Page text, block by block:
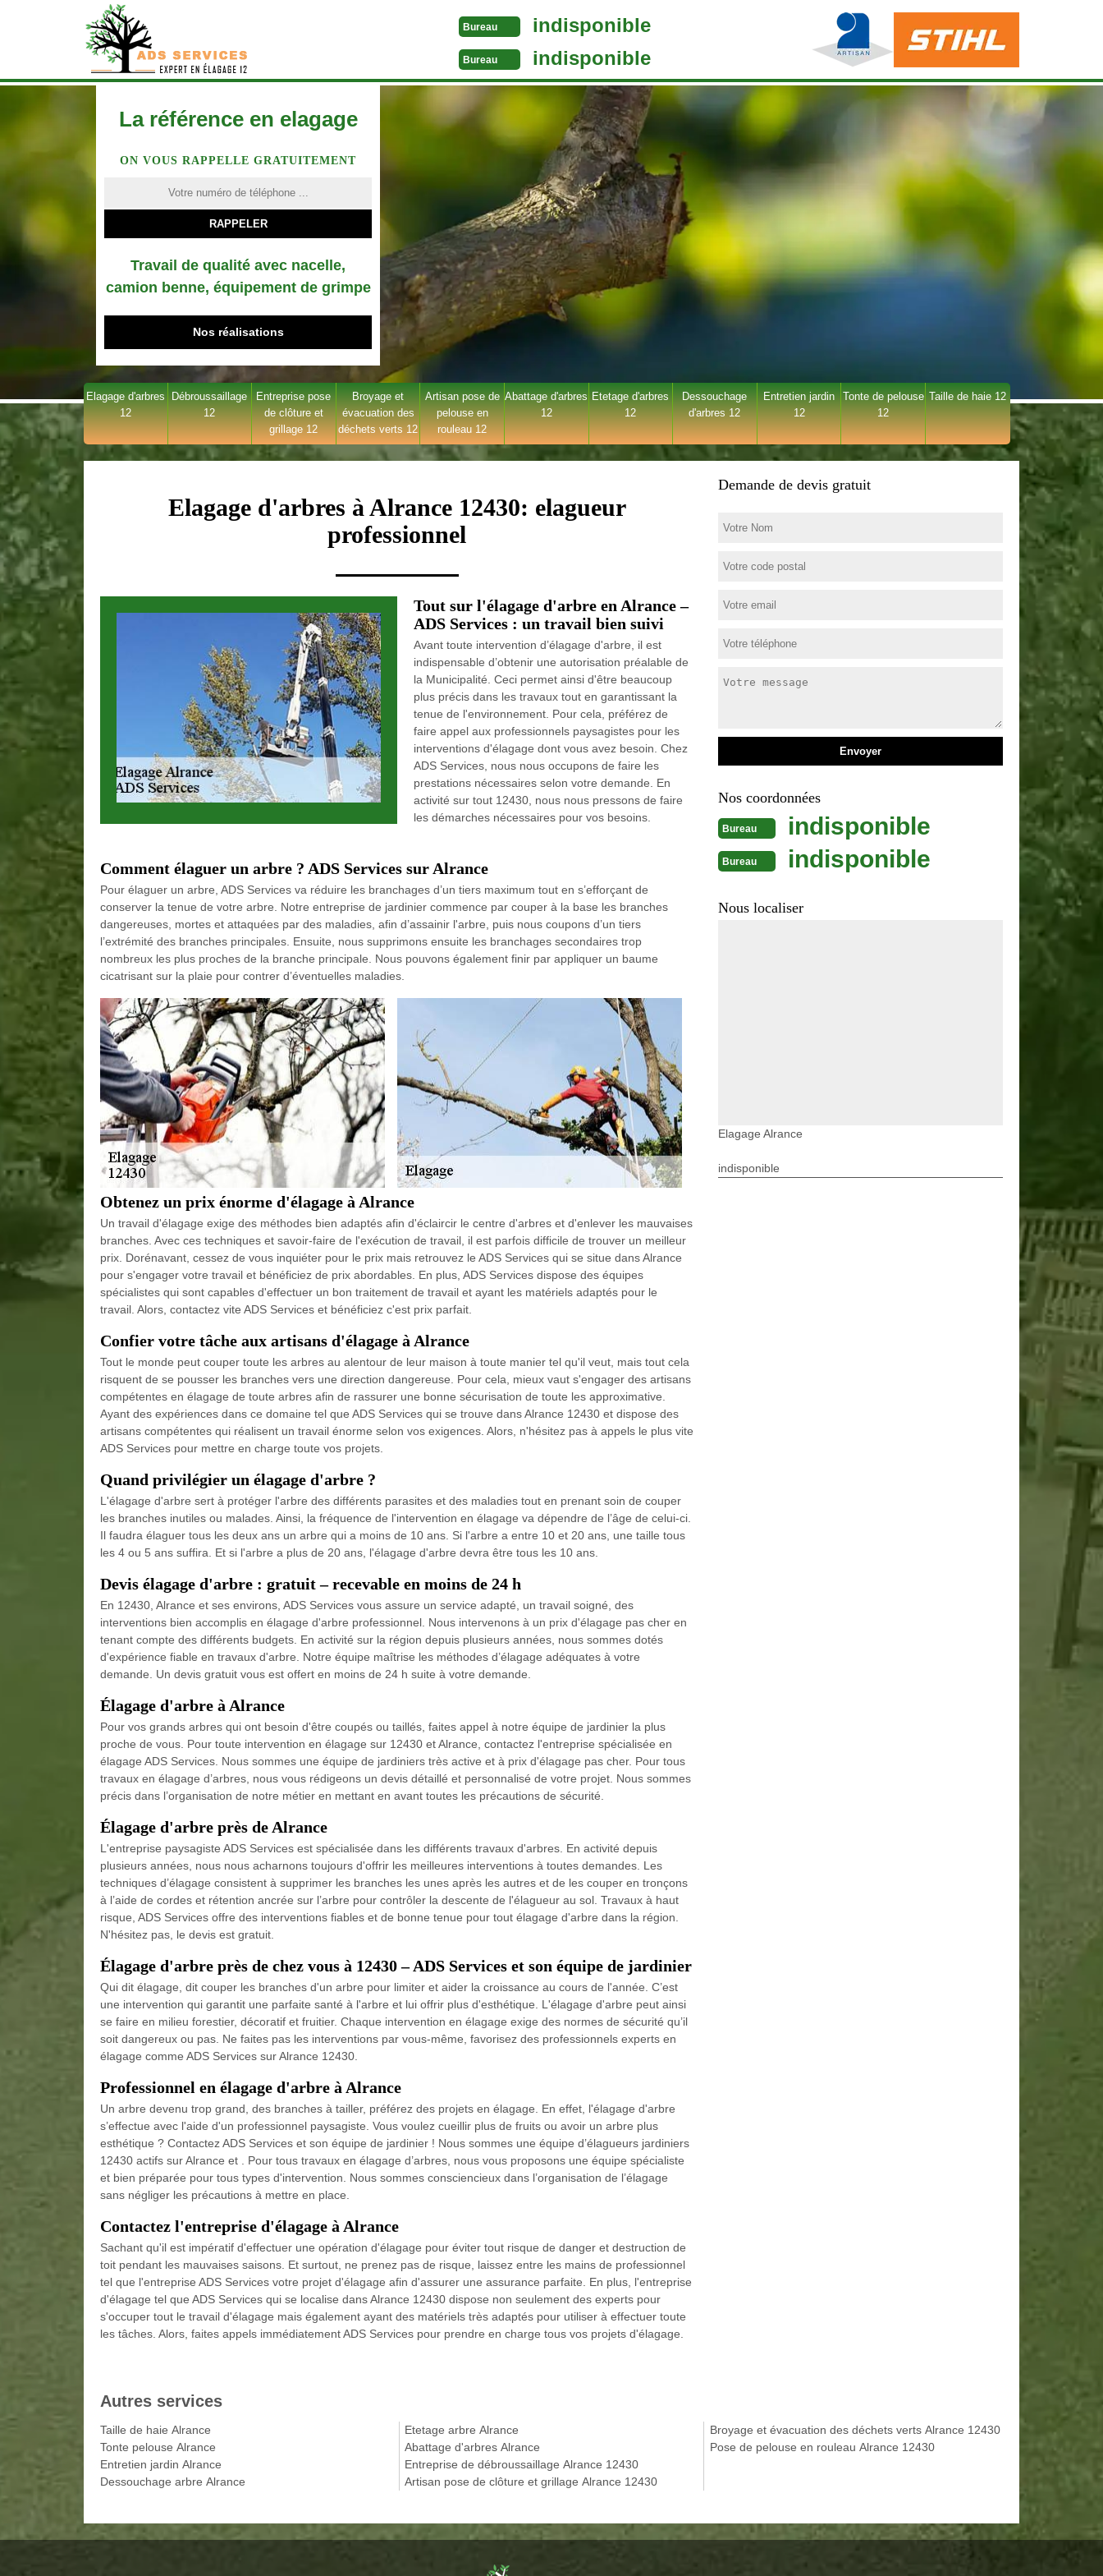
Bureau indisponible
Bureau indisponible
La référence en elagage
ON VOUS RAPPELLE GRATUITEMENT
Travail de qualité avec nacelle,
camion benne, équipement de grimpe
Nos réalisations
Elagage d'arbres
12
Débroussaillage
12
Entreprise pose
de clôture et
grillage 12
Broyage et
évacuation des
déchets verts 12
Artisan pose de
pelouse en
rouleau 12
Abattage d'arbres
12
Etetage d'arbres
12
Dessouchage
d'arbres 12
Entretien jardin
12
Tonte de pelouse
12
Taille de haie 12
Elagage d'arbres à Alrance 12430: elagueur
professionnel
Tout sur l'élagage d'arbre en Alrance –
ADS Services : un travail bien suivi
Avant toute intervention d’élagage d'arbre, il est
indispensable d’obtenir une autorisation préalable de
la Municipalité. Ceci permet ainsi d'être beaucoup
plus précis dans les travaux tout en garantissant la
tenue de l'environnement. Pour cela, préférez de
faire appel aux professionnels paysagistes pour les
interventions d'élagage dont vous avez besoin. Chez
ADS Services, nous nous occupons de faire les
prestations nécessaires selon votre demande. En
activité sur tout 12430, nous nous pressons de faire
les démarches nécessaires pour vos besoins.
Comment élaguer un arbre ? ADS Services sur Alrance
Pour élaguer un arbre, ADS Services va réduire les branchages d’un tiers maximum tout en s’efforçant de
conserver la tenue de votre arbre. Notre entreprise de jardinier commence par couper à la base les branches
dangereuses, mortes et attaquées par des maladies, afin d’assainir l'arbre, puis nous coupons d’un tiers
l’extrémité des branches principales. Ensuite, nous supprimons ensuite les branchages secondaires trop
nombreux les plus proches de la branche principale. Nous pouvons également finir par appliquer un baume
cicatrisant sur la plaie pour contrer d’éventuelles maladies.
Obtenez un prix énorme d'élagage à Alrance
Un travail d'élagage exige des méthodes bien adaptés afin d'éclaircir le centre d'arbres et d'enlever les mauvaises
branches. Avec ces techniques et savoir-faire de l'exécution de travail, il est parfois difficile de trouver un meilleur
prix. Dorénavant, cessez de vous inquiéter pour le prix mais retrouvez le ADS Services qui se situe dans Alrance
pour s'engager votre travail et bénéficiez de prix abordables. En plus, ADS Services dispose des équipes
spécialistes qui sont capables d'effectuer un bon traitement de travail et ayant les matériels adaptés pour le
travail. Alors, contactez vite ADS Services et bénéficiez c'est prix parfait.
Confier votre tâche aux artisans d'élagage à Alrance
Tout le monde peut couper toute les arbres au alentour de leur maison à toute manier tel qu'il veut, mais tout cela
risquent de se pousser les branches vers une direction dangereuse. Pour cela, mieux vaut s'engager des artisans
compétentes en élagage de toute arbres afin de rassurer une bonne sécurisation de toute les approximative.
Ayant des expériences dans ce domaine tel que ADS Services qui se trouve dans Alrance 12430 et dispose des
artisans compétentes qui réalisent un travail énorme selon vos exigences. Alors, n'hésitez pas à appels le plus vite
ADS Services pour mettre en charge toute vos projets.
Quand privilégier un élagage d'arbre ?
L'élagage d'arbre sert à protéger l'arbre des différents parasites et des maladies tout en prenant soin de couper
les branches inutiles ou malades. Ainsi, la fréquence de l'intervention en élagage va dépendre de l’âge de celui-ci.
Il faudra élaguer tous les deux ans un arbre qui a moins de 10 ans. Si l'arbre a entre 10 et 20 ans, une taille tous
les 4 ou 5 ans suffira. Et si l'arbre a plus de 20 ans, l'élagage d'arbre devra être tous les 10 ans.
Devis élagage d'arbre : gratuit – recevable en moins de 24 h
En 12430, Alrance et ses environs, ADS Services vous assure un service adapté, un travail soigné, des
interventions bien accomplis en élagage d'arbre professionnel. Nous intervenons à un prix d'élagage pas cher en
tenant compte des différents budgets. En activité sur la région depuis plusieurs années, nous sommes dotés
d'expérience fiable en travaux d'arbre. Notre équipe maîtrise les méthodes d’élagage adéquates à votre
demande. Un devis gratuit vous est offert en moins de 24 h suite à votre demande.
Élagage d'arbre à Alrance
Pour vos grands arbres qui ont besoin d'être coupés ou taillés, faites appel à notre équipe de jardinier la plus
proche de vous. Pour toute intervention en élagage sur 12430 et Alrance, contactez l'entreprise spécialisée en
élagage ADS Services. Nous sommes une équipe de jardiniers très active et à prix d'élagage pas cher. Pour tous
travaux en élagage d’arbres, nous vous rédigeons un devis détaillé et personnalisé de votre projet. Nous sommes
précis dans l’organisation de notre métier en mettant en avant toutes les précautions de sécurité.
Élagage d'arbre près de Alrance
L'entreprise paysagiste ADS Services est spécialisée dans les différents travaux d'arbres. En activité depuis
plusieurs années, nous nous acharnons toujours d'offrir les meilleures interventions à toutes demandes. Les
techniques d’élagage consistent à supprimer les branches les unes après les autres et de les couper en tronçons
à l’aide de cordes et rétention ancrée sur l’arbre pour contrôler la descente de l'élagueur au sol. Travaux à haut
risque, ADS Services offre des interventions fiables et de bonne tenue pour tout élagage d'arbre dans la région.
N'hésitez pas, le devis est gratuit.
Élagage d'arbre près de chez vous à 12430 – ADS Services et son équipe de jardinier
Qui dit élagage, dit couper les branches d'un arbre pour limiter et aider la croissance au cours de l'année. C’est
une intervention qui garantit une parfaite santé à l'arbre et lui offrir plus d'esthétique. L'élagage d'arbre peut ainsi
se faire en milieu forestier, décoratif et fruitier. Chaque intervention en élagage exige des normes de sécurité qu’il
soit dangereux ou pas. Ne faites pas les interventions par vous-même, favorisez des professionnels experts en
élagage comme ADS Services sur Alrance 12430.
Professionnel en élagage d'arbre à Alrance
Un arbre devenu trop grand, des branches à tailler, préférez des projets en élagage. En effet, l'élagage d'arbre
s’effectue avec l'aide d'un professionnel paysagiste. Vous voulez cueillir plus de fruits ou avoir un arbre plus
esthétique ? Contactez ADS Services et son équipe de jardinier ! Nous sommes une équipe d’élagueurs jardiniers
12430 actifs sur Alrance et . Pour tous travaux en élagage d’arbres, nous vous proposons une équipe spécialiste
et bien préparée pour tous types d'intervention. Nous sommes consciencieux dans l’organisation de l’élagage
sans négliger les précautions à mettre en place.
Contactez l'entreprise d'élagage à Alrance
Sachant qu'il est impératif d'effectuer une opération d'élagage pour éviter tout risque de danger et destruction de
toit pendant les mauvaises saisons. Et surtout, ne prenez pas de risque, laissez entre les mains de professionnel
tel que l'entreprise ADS Services votre projet d'élagage afin d'assurer une assurance parfaite. En plus, l'entreprise
d'élagage tel que ADS Services qui se localise dans Alrance 12430 dispose non seulement des experts pour
s'occuper tout le travail d'élagage mais également ayant des matériels très adaptés pour utiliser à effectuer toute
les tâches. Alors, faites appels immédiatement ADS Services pour prendre en charge tous vos projets d'élagage.
Demande de devis gratuit
Nos coordonnées
Bureau indisponible
Bureau indisponible
Nous localiser
Elagage Alrance
indisponible
Autres services
Taille de haie Alrance
Tonte pelouse Alrance
Entretien jardin Alrance
Dessouchage arbre Alrance
Etetage arbre Alrance
Abattage d'arbres Alrance
Entreprise de débroussaillage Alrance 12430
Artisan pose de clôture et grillage Alrance 12430
Broyage et évacuation des déchets verts Alrance 12430
Pose de pelouse en rouleau Alrance 12430